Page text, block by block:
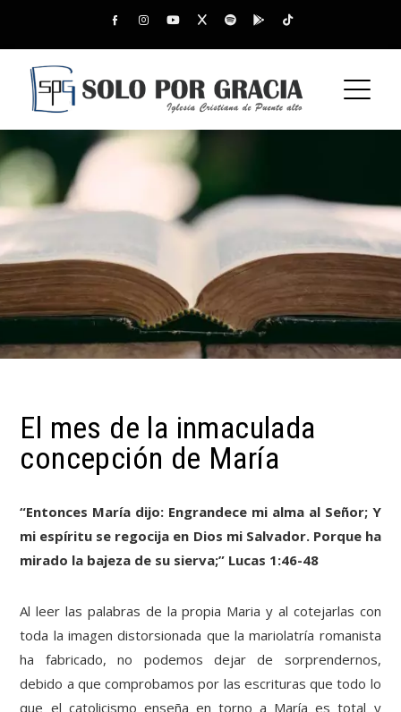
El mes de la inmaculada
concepción de María
“Entonces María dijo: Engrandece mi alma al Señor; Y
mi espíritu se regocija en Dios mi Salvador. Porque ha
mirado la bajeza de su sierva;” Lucas 1:46-48
Al leer las palabras de la propia Maria y al cotejarlas con
toda la imagen distorsionada que la mariolatría romanista
ha fabricado, no podemos dejar de sorprendernos,
debido a que comprobamos por las escrituras que todo lo
que el catolicismo enseña en torno a María es total y